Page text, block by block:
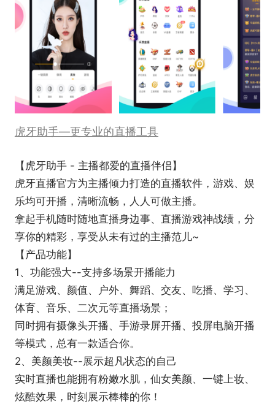
虎牙助手—更专业的直播工具
【虎牙助手 - 主播都爱的直播伴侣】
虎牙直播官方为主播倾力打造的直播软件，游戏、娱
乐均可开播，清晰流畅，人人可做主播。
拿起手机随时随地直播身边事、直播游戏神战绩，分
享你的精彩，享受从未有过的主播范儿~
【产品功能】
1、功能强大--支持多场景开播能力
满足游戏、颜值、户外、舞蹈、交友、吃播、学习、
体育、音乐、二次元等直播场景；
同时拥有摄像头开播、手游录屏开播、投屏电脑开播
等模式，总有一款适合你。
2、美颜美妆--展示超凡状态的自己
实时直播也能拥有粉嫩水肌，仙女美颜、一键上妆、
炫酷效果，时刻展示棒棒的你！